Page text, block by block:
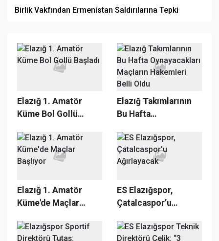
Birlik Vakfından Ermenistan Saldırılarına Tepki
Elazığ 1. Amatör
Küme Bol Gollü
Elazığ Takımlarının
Bu Hafta
Maçların Hakemleri
Belli Oldu
Elazığ 1. Amatör
Küme'de Maçlar
ES Elazığspor,
Çatalcaspor’u